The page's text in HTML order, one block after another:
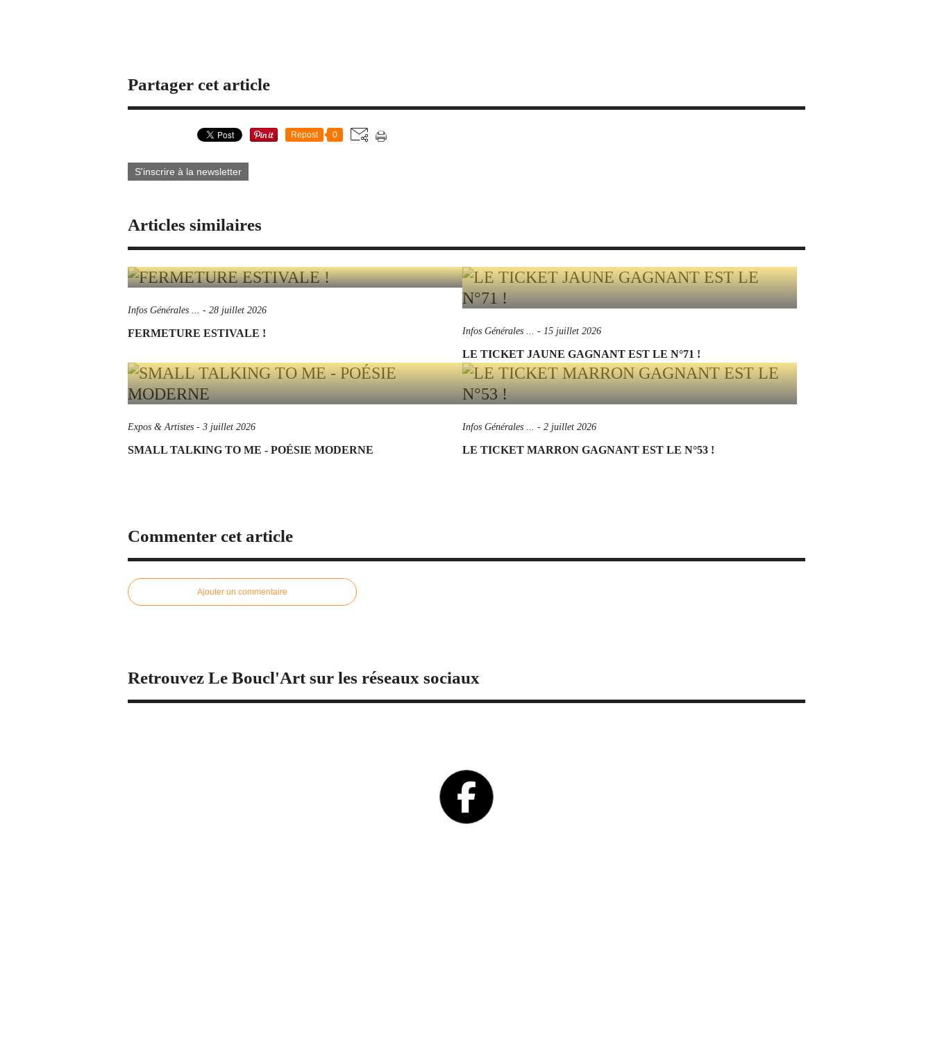
Partager cet article
Repost 0
S'inscrire à la newsletter
Articles similaires
Infos Générales ... - 28 juillet 2026
FERMETURE ESTIVALE ! Infos Générales ... - 15 juillet 2026
LE TICKET JAUNE GAGNANT EST LE N°71 !
Expos & Artistes - 3 juillet 2026
SMALL TALKING TO ME - POÉSIE MODERNE
Infos Générales ... - 2 juillet 2026
LE TICKET MARRON GAGNANT EST LE N°53 !
Commenter cet article
Ajouter un commentaire
Retrouvez Le Boucl'Art sur les réseaux sociaux